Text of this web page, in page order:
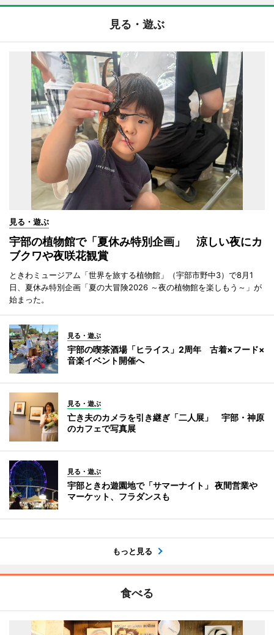
見る・遊ぶ
見る・遊ぶ
宇部の植物館で「夏休み特別企画」 涼しい夜にカ
ブクワや夜咲花観賞
ときわミュージアム「世界を旅する植物館」（宇部市野中3）で8月1
日、夏休み特別企画「夏の大冒険2026 ～夜の植物館を楽しもう～」が
始まった。
見る・遊ぶ
宇部の喫茶酒場「ヒライス」2周年 古着×フード×
音楽イベント開催へ
見る・遊ぶ
亡き夫のカメラを引き継ぎ「二人展」 宇部・神原
のカフェで写真展
見る・遊ぶ
宇部ときわ遊園地で「サマーナイト」 夜間営業や
マーケット、フラダンスも
もっと見る
食べる